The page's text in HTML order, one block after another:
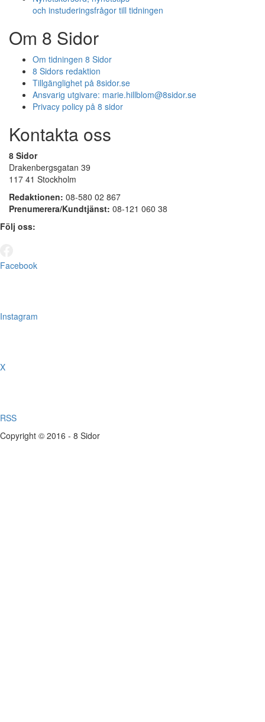
och instuderingsfrågor till tidningen
Om 8 Sidor
Om tidningen 8 Sidor
8 Sidors redaktion
Tillgänglighet på 8sidor.se
Ansvarig utgivare: marie.hillblom@8sidor.se
Privacy policy på 8 sidor
Kontakta oss
8 Sidor
Drakenbergsgatan 39
117 41 Stockholm
Redaktionen: 08-580 02 867
Prenumerera/Kundtjänst: 08-121 060 38
Följ oss:
Facebook
Instagram
X
RSS
Copyright © 2016 - 8 Sidor